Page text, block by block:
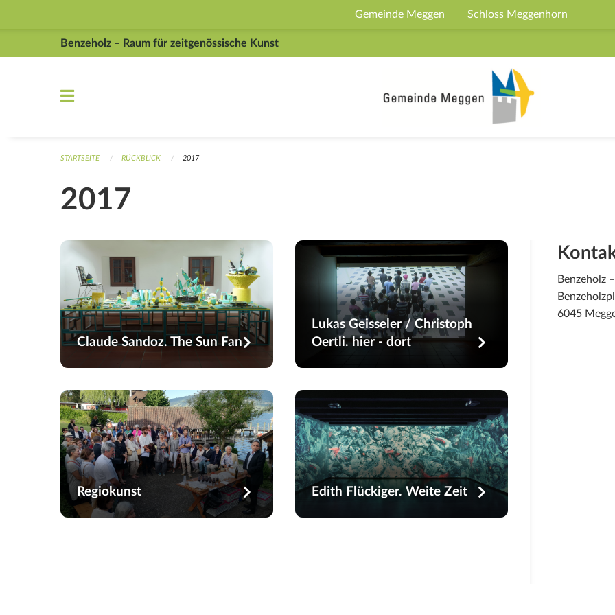
Gemeinde Meggen (External Link)
Schloss Meggenhorn
Benzeholz – Raum für zeitgenössische Kunst
STARTSEITE RÜCKBLICK 2017
2017
Claude Sandoz. The Sun Fan
Lukas Geisseler / Christoph
Oertli. hier - dort
Regiokunst Edith Flückiger. Weite Zeit
Benzeholz
6045